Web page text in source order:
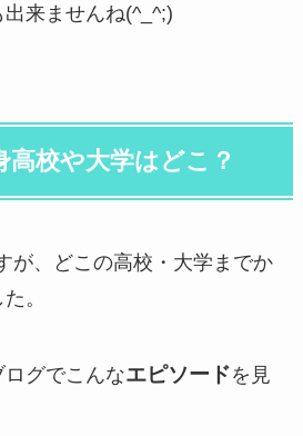
来ませんね(^_^;)
高校や大学はどこ？
が、どこの高校・大学までか
。
グでこんなエピソードを見